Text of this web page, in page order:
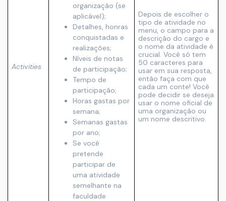
Activities
organização (se
aplicável);
Detalhes, honras
conquistadas e
realizações;
Níveis de notas
de participação;
Tempo de
participação;
Horas gastas por
semana;
Semanas gastas
por ano;
Se você
pretende
participar de
uma atividade
semelhante na
faculdade
Depois de escolher o
tipo de atividade no
menu, o campo para a
descrição do cargo e
o nome da atividade é
crucial. Você só tem
50 caracteres para
usar em sua resposta,
então faça com que
cada um conte! Você
pode decidir se deseja
usar o nome oficial de
uma organização ou
um nome descritivo.